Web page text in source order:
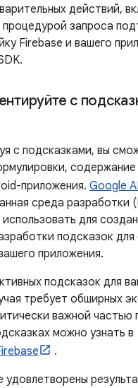
действий,
запроса
Firebase и вашего
с
с подсказками, вы
приложения. Google
среда разработки
для
подсказок для
приложения.
подсказок для
требует обширных
важной частью
можно узнать в
.
удовлетворены